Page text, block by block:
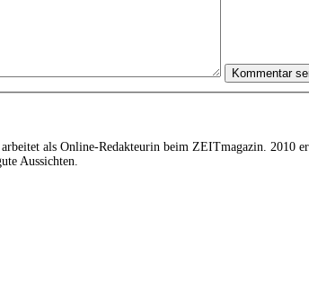
als Online-Redakteurin beim ZEITmagazin. 2010
Aussichten.